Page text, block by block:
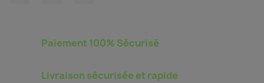
Paiement 100% Sécurisé
Livraison sécurisée et rapide